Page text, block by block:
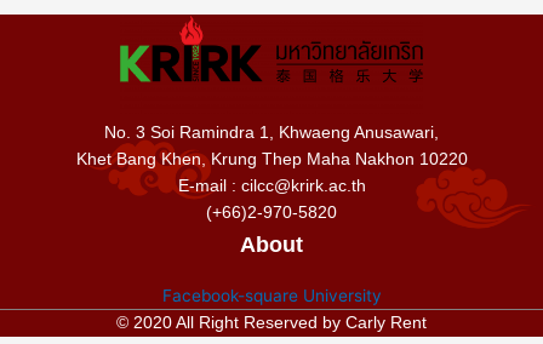
No. 3 Soi Ramindra 1, Khwaeng Anusawari,
Khet Bang Khen, Krung Thep Maha Nakhon 10220
E-mail : cilcc@krirk.ac.th
(+66)2-970-5820
About
Facebook-square University
© 2020 All Right Reserved by Carly Rent